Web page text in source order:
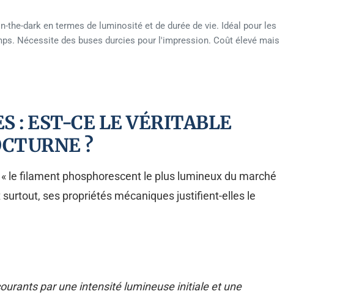
the-dark en termes de luminosité et de durée de vie. Idéal pour les
Nécessite des buses durcies pour l'impression. Coût élevé mais
: EST-CE LE VÉRITABLE
?
le filament phosphorescent le plus lumineux du marché
ses propriétés mécaniques justifient-elles le
par une intensité lumineuse initiale et une